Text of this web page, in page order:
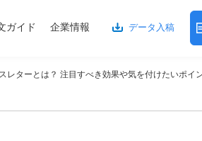
ガイド 企業情報 データ入稿
レターとは？ 注目すべき効果や気を付けたいポイ